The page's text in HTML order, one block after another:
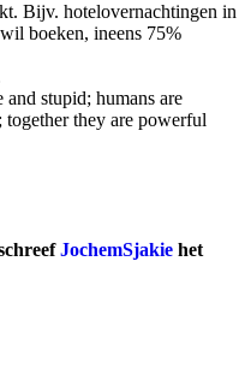
Bijv. hotelovernachtingen in
boeken, ineens 75%
stupid; humans are
they are powerful
JochemSjakie het